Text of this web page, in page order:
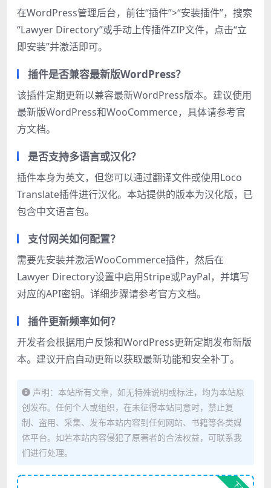
在WordPress管理后台，前往“插件”>“安装插件”，搜索
“Lawyer Directory”或手动上传插件ZIP文件，点击“立
即安装”并激活即可。
插件是否兼容最新版WordPress？
该插件定期更新以兼容最新WordPress版本。建议使用
最新版WordPress和WooCommerce，具体请参考官
方文档。
是否支持多语言或汉化？
插件本身为英文，但您可以通过翻译文件或使用Loco
Translate插件进行汉化。本站提供的版本为汉化版，已
包含中文语言包。
支付网关如何配置？
需要先安装并激活WooCommerce插件，然后在
Lawyer Directory设置中启用Stripe或PayPal，并填写
对应的API密钥。详细步骤请参考官方文档。
插件更新频率如何？
开发者会根据用户反馈和WordPress更新定期发布新版
本。建议开启自动更新以获取最新功能和安全补丁。
声明：本站所有文章，如无特殊说明或标注，均为本站原
创发布。任何个人或组织，在未征得本站同意时，禁止复
制、盗用、采集、发布本站内容到任何网站、书籍等各类媒
体平台。如若本站内容侵犯了原著者的合法权益，可联系我
们进行处理。